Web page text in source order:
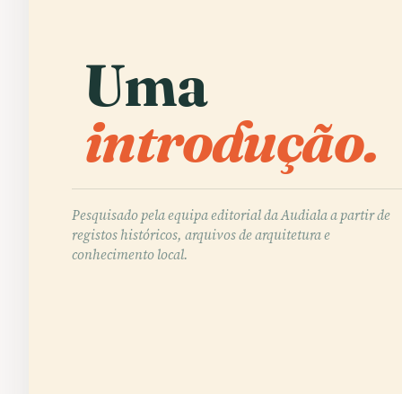
Uma
introdução.
Pesquisado pela equipa editorial da Audiala a partir de
registos históricos, arquivos de arquitetura e
conhecimento local.